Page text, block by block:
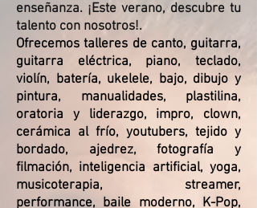
enseñanza. ¡Este verano, descubre tu
talento con nosotros!.
Ofrecemos talleres de canto, guitarra,
guitarra eléctrica, piano, teclado,
violín, batería, ukelele, bajo, dibujo y
pintura, manualidades, plastilina,
oratoria y liderazgo, impro, clown,
cerámica al frío, youtubers, tejido y
bordado, ajedrez, fotografía y
filmación, inteligencia artificial, yoga,
musicoterapia, streamer,
performance, baile moderno, K-Pop,